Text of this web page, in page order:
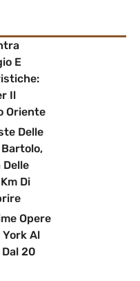
E
Il
Oriente
Delle
Bartolo,
Delle
Di
Opere
Al
20